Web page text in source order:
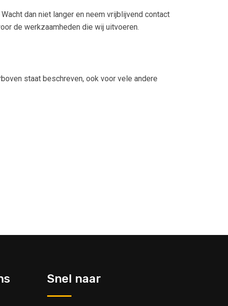
dan niet langer en neem vrijblijvend contact
de werkzaamheden die wij uitvoeren.
staat beschreven, ook voor vele andere
Snel naar